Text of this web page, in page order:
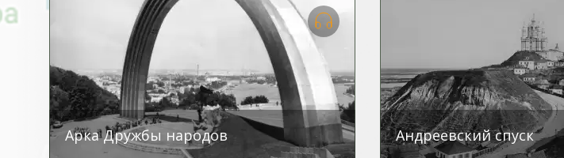
Арка Дружбы народов Андреевский спуск